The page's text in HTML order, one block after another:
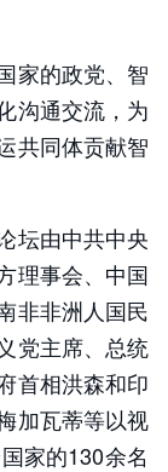
家的政党、智
沟通交流，为
共同体贡献智
坛由中共中央
理事会、中国
非非洲人国民
党主席、总统
首相洪森和印
加瓦蒂等以视
家的130余名